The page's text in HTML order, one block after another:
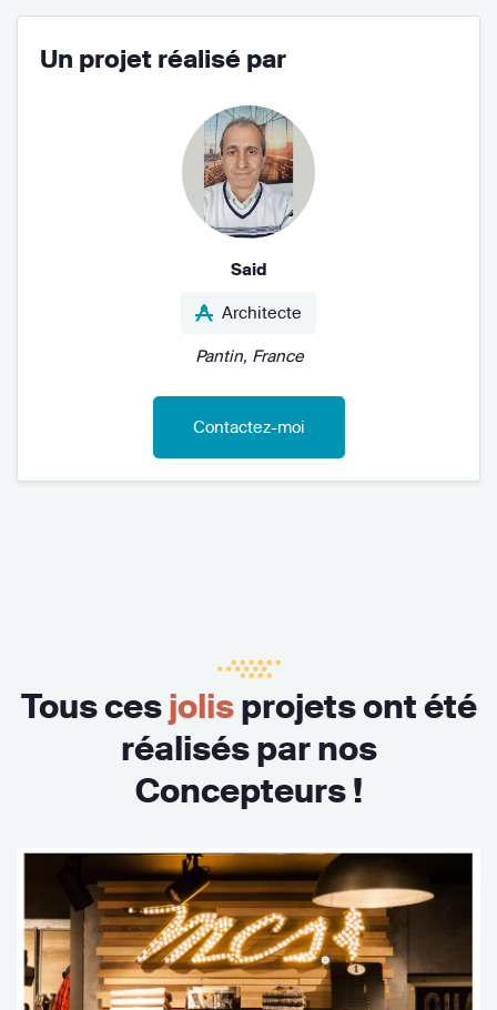
Un projet réalisé par
Said
Architecte
Pantin, France
Contactez-moi
Tous cesjolisprojets ont été
réalisés par nos
Concepteurs !